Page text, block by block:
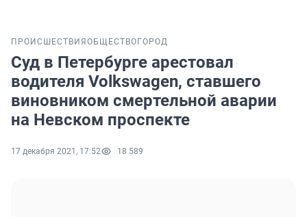
ПРОИСШЕСТВИЯ ОБЩЕСТВО ГОРОД
Суд в Петербурге арестовал
водителя Volkswagen, ставшего
виновником смертельной аварии
на Невском проспекте
17 декабря 2021, 17:52 18 589